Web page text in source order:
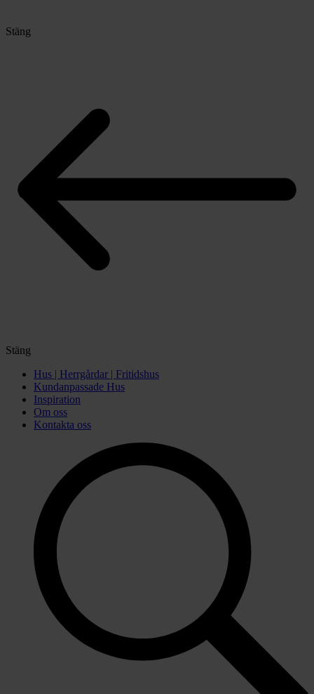
Stäng
Stäng
Hus | Herrgårdar | Fritidshus
Kundanpassade Hus
Inspiration
Om oss
Kontakta oss